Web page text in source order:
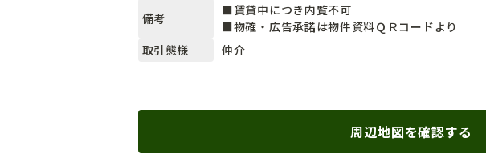
備考
■賃貸中につき内覧不可
■物確・広告承諾は物件資料ＱＲコードより
取引態様
仲介
周辺地図を確認する